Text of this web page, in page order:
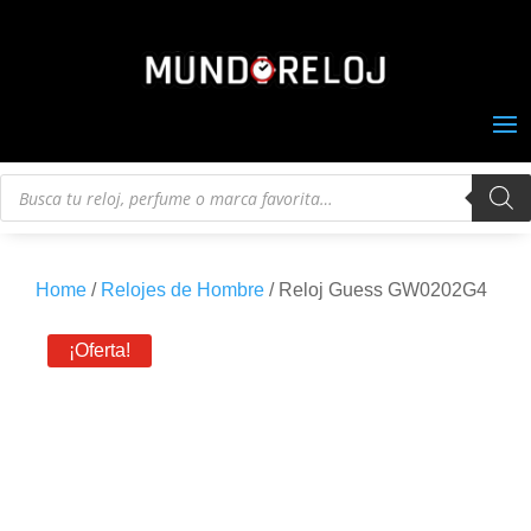
Búsqueda
Home / Relojes de Hombre / Reloj Guess GW0202G4
¡Oferta!